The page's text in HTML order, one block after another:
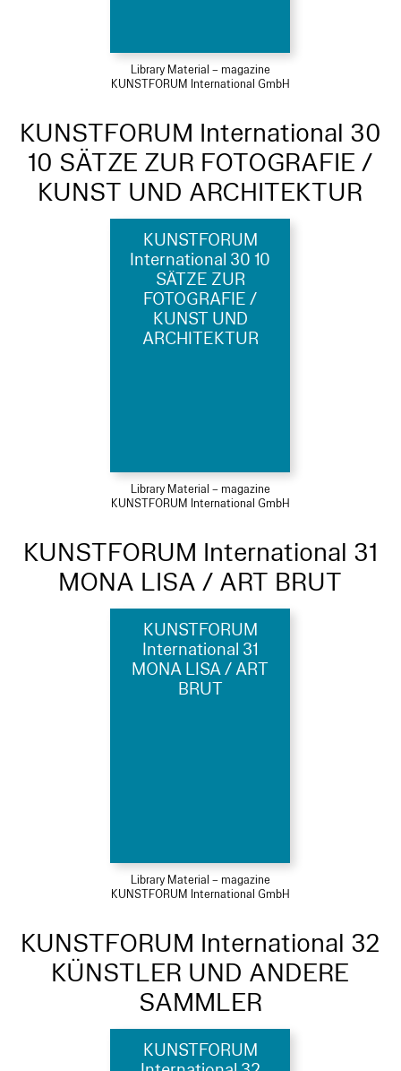
Library Material – magazine
KUNSTFORUM International GmbH
KUNSTFORUM International 30
10 SÄTZE ZUR FOTOGRAFIE /
KUNST UND ARCHITEKTUR
KUNSTFORUM
International 30 10
SÄTZE ZUR
FOTOGRAFIE /
KUNST UND
ARCHITEKTUR
Library Material – magazine
KUNSTFORUM International GmbH
KUNSTFORUM International 31
MONA LISA / ART BRUT
KUNSTFORUM
International 31
MONA LISA / ART
BRUT
Library Material – magazine
KUNSTFORUM International GmbH
KUNSTFORUM International 32
KÜNSTLER UND ANDERE
SAMMLER
KUNSTFORUM